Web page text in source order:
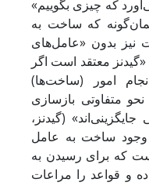
که چیزی بگوییم»
مقابل، همان‌گونه که ساخت به
بدون «عامل‌های
«گیدنز معتقد است اگر
امور (ساخت‌ها)
نحو متفاوتی بازسازی
(گیدنز،
همواه وجود ساخت به عامل
که برای رسیدن به
و قواعد را مراعات